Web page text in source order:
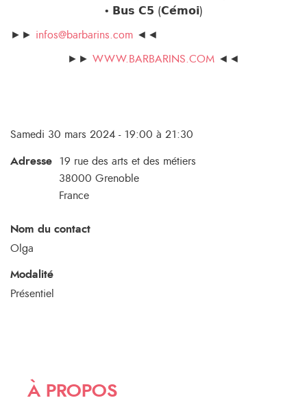
• 𝗕𝘂𝘀 𝗖𝟱 (𝗖𝗲́𝗺𝗼𝗶)
►► infos@barbarins.com ◄◄
►► WWW.BARBARINS.COM ◄◄
Samedi 30 mars 2024 - 19:00 à 21:30
Adresse
19 rue des arts et des métiers
38000 Grenoble
France
Nom du contact
Olga
Modalité
Présentiel
À PROPOS